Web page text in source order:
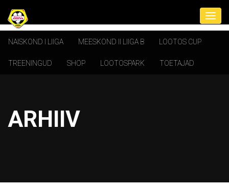
NAISKOND I LIIGA MEESKOND II LIIGA B LOOTOS CUP
TREENINGUD SHOP LOOTOSPARK TOETAJAD
ARHIIV